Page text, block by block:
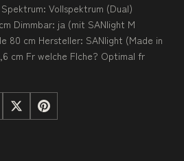
Vollspektrum (Dual)
Dimmbar: ja (mit SANlight M
80 cm Hersteller: SANlight (Made in
cm Fr welche Flche? Optimal fr